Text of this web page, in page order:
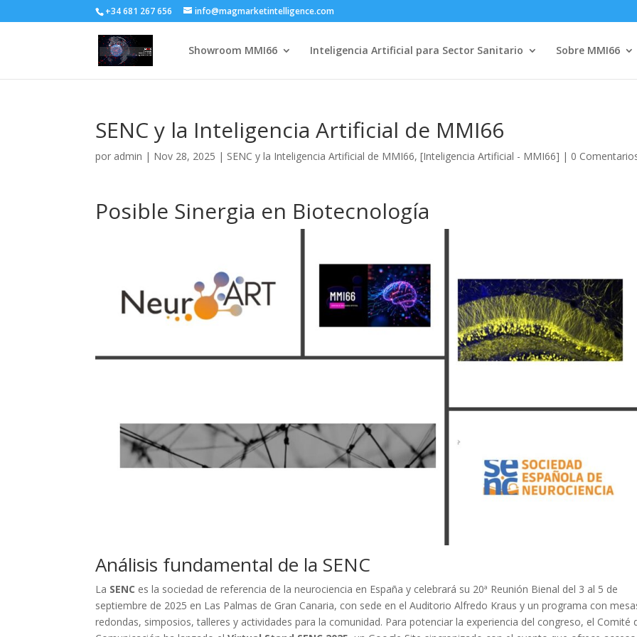
+34 681 267 656 info@magmarketintelligence.com
Showroom MMI66 Inteligencia Artificial para Sector Sanitario Sobre MMI66
SENC y la Inteligencia Artificial de MMI66
por admin | Nov 28, 2025 | SENC y la Inteligencia Artificial de MMI66,[Inteligencia Artificial - MMI66] | 0
Posible Sinergia en Biotecnología
Análisis fundamental de la SENC
La SENC es la sociedad de referencia de la neurociencia en España y celebrará su 20ª Reunión Bienal del 3 al 5 de
septiembre de 2025 en Las Palmas de Gran Canaria, con sede en el Auditorio Alfredo Kraus y un programa con
redondas, simposios, talleres y actividades para la comunidad. Para potenciar la experiencia del congreso, el Comité